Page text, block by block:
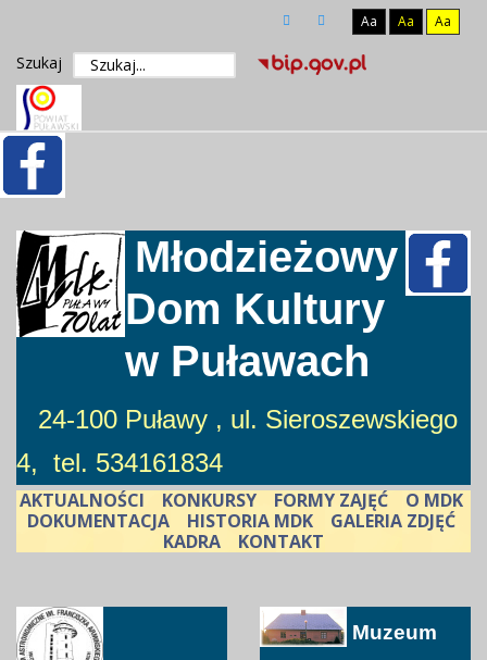
Aa Aa Aa
Szukaj
Młodzieżowy
Dom Kultury
w Puławach
24-100 Puławy , ul. Sieroszewskiego
4, tel. 534161834
AKTUALNOŚCI KONKURSY FORMY ZAJĘĆ
O MDK
DOKUMENTACJA
HISTORIA MDK
GALERIA ZDJĘĆ
KADRA
KONTAKT
Muzeum